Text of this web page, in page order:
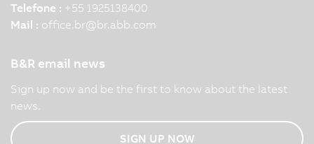
Telefone : +55 1925138400
Mail : office.br@br.abb.com
B&R email news
Sign up now and be the first to know about the latest
news.
SIGN UP NOW